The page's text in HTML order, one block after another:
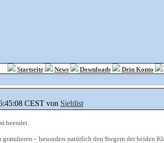
Startseite News Downloads Dein Konto
CEST von Sieblist
beendet.
- besonders natürlich den Siegern der beiden